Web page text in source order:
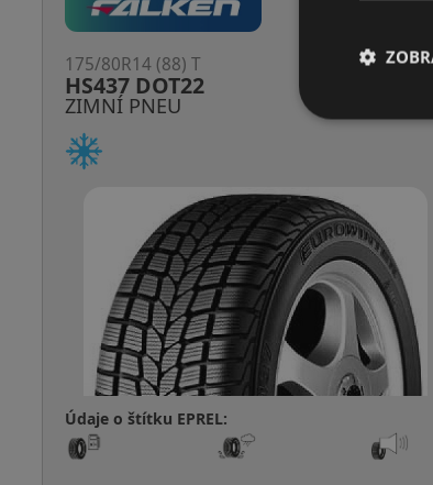
ZIMNÍ PNEU
HS437 DOT22
175/80R14 (88) T
Údaje o štítku EPREL: